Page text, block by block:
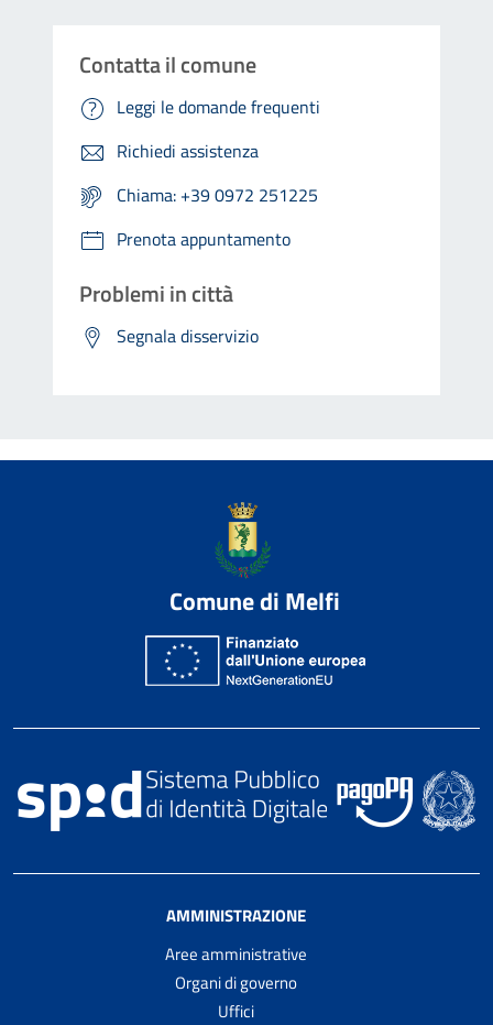
Contatta il comune
Leggi le domande frequenti
Richiedi assistenza
Chiama: +39 0972 251225
Prenota appuntamento
Problemi in città
Segnala disservizio
Comune di Melfi
AMMINISTRAZIONE
Aree amministrative
Organi di governo
Uffici